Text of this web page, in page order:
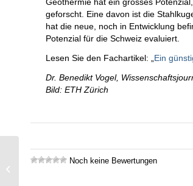
Geothermie hat ein grosses
geforscht. Eine davon ist die
hat die neue, noch in Entwicklung
Potenzial für die Schweiz evaluiert.
Lesen Sie den Fachartikel: „Ein
Dr. Benedikt Vogel,
Bild: ETH Zürich
Noch keine Bewertungen
Vom Energiesünder
zum Vorzeigehaus, ein